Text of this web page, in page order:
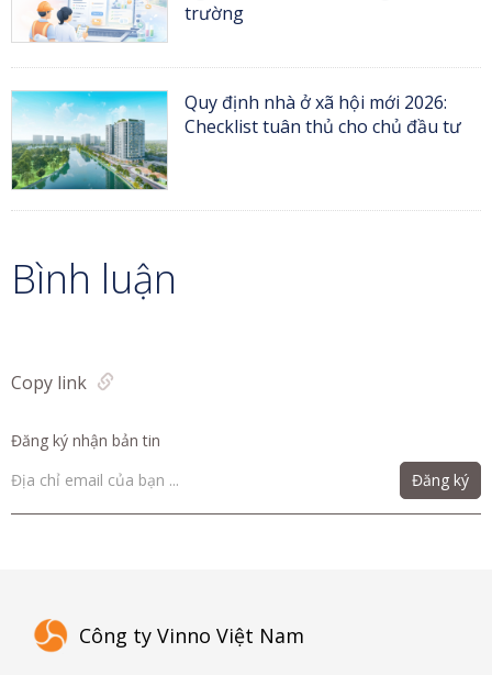
trường
Quy định nhà ở xã hội mới 2026:
Checklist tuân thủ cho chủ đầu tư
Bình luận
Copy link
Đăng ký nhận bản tin
Đăng ký
Công ty Vinno Việt Nam